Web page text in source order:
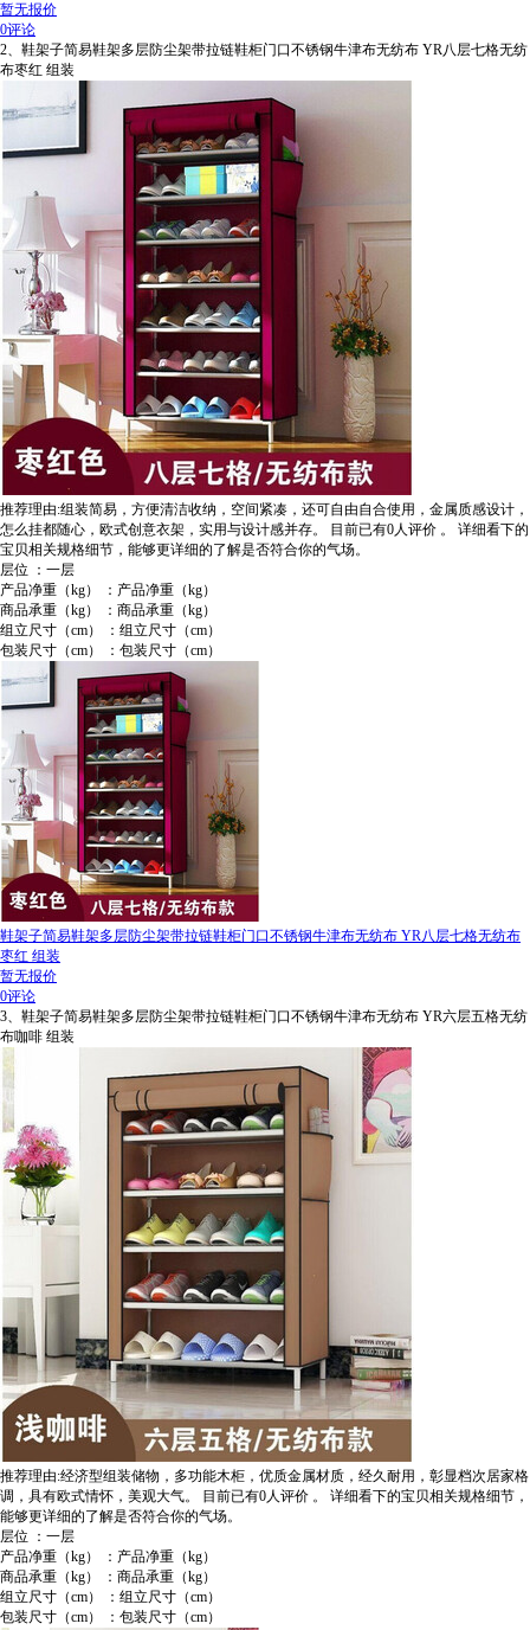
暂无报价
0评论
2、鞋架子简易鞋架多层防尘架带拉链鞋柜门口不锈钢牛津布无纺布 YR八层七格无纺
布枣红 组装
推荐理由:组装简易，方便清洁收纳，空间紧凑，还可自由自合使用，金属质感设计，
怎么挂都随心，欧式创意衣架，实用与设计感并存。
目前已有0人评价 。
详细看下的
宝贝相关规格细节，能够更详细的了解是否符合你的气场。
层位 ：一层
产品净重（kg） ：产品净重（kg）
商品承重（kg） ：商品承重（kg）
组立尺寸（cm） ：组立尺寸（cm）
包装尺寸（cm） ：包装尺寸（cm）
鞋架子简易鞋架多层防尘架带拉链鞋柜门口不锈钢牛津布无纺布 YR八层七格无纺布
枣红 组装
暂无报价
0评论
3、鞋架子简易鞋架多层防尘架带拉链鞋柜门口不锈钢牛津布无纺布 YR六层五格无纺
布咖啡 组装
推荐理由:经济型组装储物，多功能木柜，优质金属材质，经久耐用，彰显档次居家格
调，具有欧式情怀，美观大气。
目前已有0人评价 。
详细看下的宝贝相关规格细节，
能够更详细的了解是否符合你的气场。
层位 ：一层
产品净重（kg） ：产品净重（kg）
商品承重（kg） ：商品承重（kg）
组立尺寸（cm） ：组立尺寸（cm）
包装尺寸（cm） ：包装尺寸（cm）